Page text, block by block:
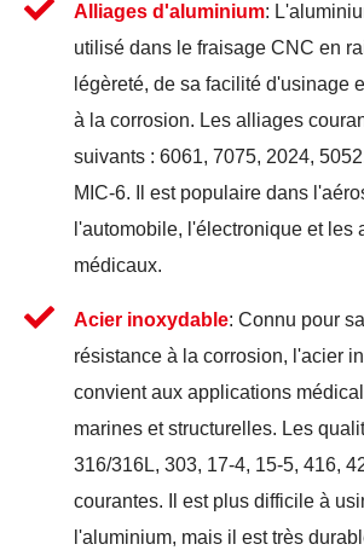
Alliages d'aluminium:
utilisé dans le fraisage CNC en
légèreté, de sa facilité d'usinage
à la corrosion. Les alliages
suivants : 6061, 7075, 2024,
MIC-6. Il est populaire dans
l'automobile, l'électronique et les
médicaux.
Acier inoxydable: Connu pour
résistance à la corrosion, l'acier
convient aux applications
marines et structurelles. Les
316/316L, 303, 17-4, 15-5, 416,
courantes. Il est plus difficile à
l'aluminium, mais il est très